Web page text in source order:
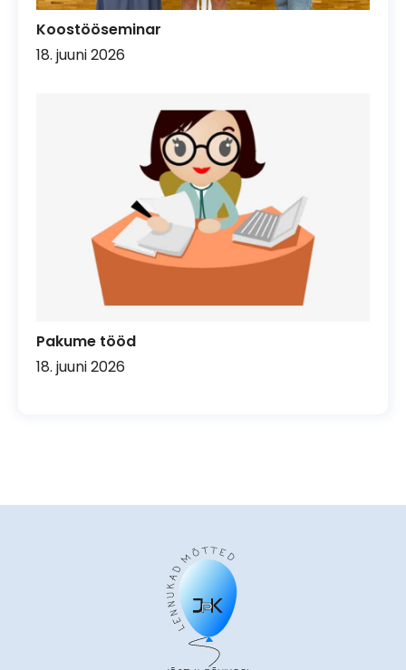
Koostööseminar
18. juuni 2026
Pakume tööd
18. juuni 2026